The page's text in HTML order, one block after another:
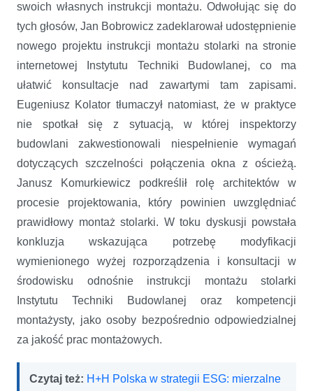
swoich własnych instrukcji montażu. Odwołując się do
tych głosów, Jan Bobrowicz zadeklarował udostępnienie
nowego projektu instrukcji montażu stolarki na stronie
internetowej Instytutu Techniki Budowlanej, co ma
ułatwić konsultacje nad zawartymi tam zapisami.
Eugeniusz Kolator tłumaczył natomiast, że w praktyce
nie spotkał się z sytuacją, w której inspektorzy
budowlani zakwestionowali niespełnienie wymagań
dotyczących szczelności połączenia okna z ościeżą.
Janusz Komurkiewicz podkreślił rolę architektów w
procesie projektowania, który powinien uwzględniać
prawidłowy montaż stolarki. W toku dyskusji powstała
konkluzja wskazująca potrzebę modyfikacji
wymienionego wyżej rozporządzenia i konsultacji w
środowisku odnośnie instrukcji montażu stolarki
Instytutu Techniki Budowlanej oraz kompetencji
montażysty, jako osoby bezpośrednio odpowiedzialnej
za jakość prac montażowych.
Czytaj też: H+H Polska w strategii ESG: mierzalne